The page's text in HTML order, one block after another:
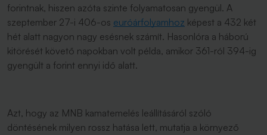
forintnak, hiszen azóta szinte folyamatosan gyengül. A
szeptember 27-i 406-os euróárfolyamhoz képest a 432 két
hét alatt nagyon nagy esésnek számít. Hasonlóra a háború
kitörését követő napokban volt példa, amikor 361-ról 394-ig
gyengült a forint ennyi idő alatt.
Azt, hogy az MNB kamatemelés leállításáról szóló
döntésének milyen rossz hatása lett, mutatja a környező